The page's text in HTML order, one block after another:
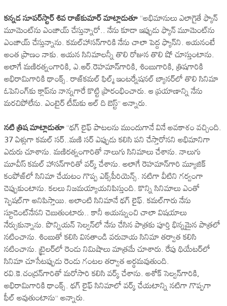
క‌న్న‌డ సూప‌ర్‌స్టార్ శివ రాజ్‌కుమార్ మాట్లాడుతూ‘‘అభిమానులు ఎలాగైతే ఫ్యాన్
మూమెంట్‌ను ఎంజాయ్ చేస్తున్నారో.. నేను కూడా ఇప్పుడు ఫ్యాన్ మూమెంట్‌ను
ఎంజాయ్ చేస్తున్నాను. క‌మల్‌హాస‌న్‌గారికి నేను చాలా పెద్ద ఫ్యాన్‌ని. ఆయ‌నంటే
అంత ప్రాణం నాకు. ఆయ‌న సినిమాల‌న్నీ తొలి రోజున తొలి షో చూస్తుంటాను.
అలాగే మ‌ణిర‌త్నంగారికి, ఎ.ఆర్‌.రెహ‌మాన్‌గారికి, శింబుగారికి, త్రిష‌గారికి
అభిరామిగారికి థాంక్స్‌. రాజ్‌క‌మ‌ల్ ఫిల్మ్ ఇంటర్నేష‌న‌ల్ బ్యాన‌ర్‌లో తొలి సినిమా
ఓపెనింగ్‌కు క్లాప్‌ను నాన్న‌గారే కొట్టి ప్రారంభించారు. ఆ ప్ర‌యాణాన్ని నేను
మ‌ర‌చిపోలేను. ఎంటైర్ టీమ్‌కు ఆల్ ది బెస్ట్‌’’ అన్నారు.
న‌టి త్రిష మాట్లాడుతూ‘‘థగ్ లైఫ్ పాటలను ముందుగానే వినే అవకాశం వచ్చింది.
37 ఏళ్లుగా క‌మ‌ల్ స‌ర్‌..మ‌ణి స‌ర్ ఎప్పుడు క‌లిసి ప‌ని చేస్తారోన‌ని అభిమానిగా
ఎదురు చూశాను. మ‌ణిర‌త్నంగారితో నాలుగు సినిమాలు చేశాను. నాలుగు
మూవీస్ క‌మ‌ల్ హాస‌న్‌గారితో వ‌ర్క్ చేశాను. అలాగే రెహ‌మాన్‌గారి మ్యూజిక్
కంపోజ్‌లో సినిమా చేయ‌టం గొప్ప ఎక్స్‌పీరియెన్స్‌. న‌టిగా వీటిని గ‌ర్వంగా
చెప్పుకుంటాను. క‌ల‌లు నిజ‌మ‌య్యాయ‌నిపిస్తుంది. కొన్ని సినిమాలు ఎంతో
స్పెష‌ల్‌గా అనిపిస్తాయి. అలాంటి సినిమానే థ‌గ్ లైఫ్. క‌మ‌ల్‌గారు నేను
స్టూడెంట్‌నేన‌ని చెబుతుంటారు.. కానీ ఆయ‌న్నుంచి చాలా విష‌యాలు
నేర్చుకున్నాను. పొన్నియ‌న్ సెల్వ‌న్‌లో నేను చేసిన పాత్ర‌కు పూర్తి భిన్న‌మైన పాత్ర‌లో
న‌టించాను. శింబుతో క‌లిసి విన‌తాండి వ‌రువాయ సినిమా త‌ర్వాత క‌లిసి
న‌టించాను. ట్రైల‌ర్‌లో రెండు నిమిషాలు మాత్రమే చూశారు. రేపు థియేట‌ర్‌లో
సినిమా చూసేట‌ప్పుడు రెండు గంట‌ల త‌ర్వాత అర్థ‌మ‌వుతుంది.
ర‌వి.కె.చంద్ర‌న్‌గారితో మ‌రోసారి క‌లిసి వ‌ర్క్ చేశాను. అశోక్ సెల్వ‌న్‌గారికి,
అభిరామిగారికి థాంక్స్‌. థ‌గ్ లైఫ్ సినిమాలో వ‌ర్క్ చేయ‌టాన్ని న‌టిగా గొప్ప‌గా
ఫీల్ అవుతుంటాను’’ అన్నారు.